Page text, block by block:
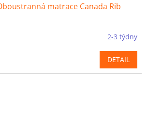
matrace Canada Rib
2-3 týdny
DETAIL